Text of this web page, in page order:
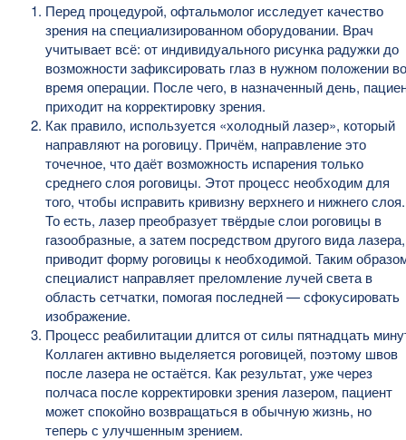
Перед процедурой, офтальмолог исследует качество
зрения на специализированном оборудовании. Врач
учитывает всё: от индивидуального рисунка радужки до
возможности зафиксировать глаз в нужном положении во
время операции. После чего, в назначенный день,
приходит на корректировку зрения.
Как правило, используется «холодный лазер», который
направляют на роговицу. Причём, направление это
точечное, что даёт возможность испарения только
среднего слоя роговицы. Этот процесс необходим для
того, чтобы исправить кривизну верхнего и нижнего слоя.
То есть, лазер преобразует твёрдые слои роговицы в
газообразные, а затем посредством другого вида лазера,
приводит форму роговицы к необходимой. Таким
специалист направляет преломление лучей света в
область сетчатки, помогая последней — сфокусировать
изображение.
Процесс реабилитации длится от силы пятнадцать
Коллаген активно выделяется роговицей, поэтому швов
после лазера не остаётся. Как результат, уже через
полчаса после корректировки зрения лазером, пациент
может спокойно возвращаться в обычную жизнь, но
теперь с улучшенным зрением.